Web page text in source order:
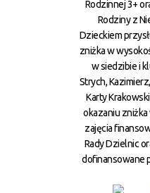
Rodzinnej 3+
Rodziny z
Dzieckiem
zniżka w
w siedzibie i
Strych,
Karty
okazaniu
zajęcia
Rady Dzielnic
dofinansowane